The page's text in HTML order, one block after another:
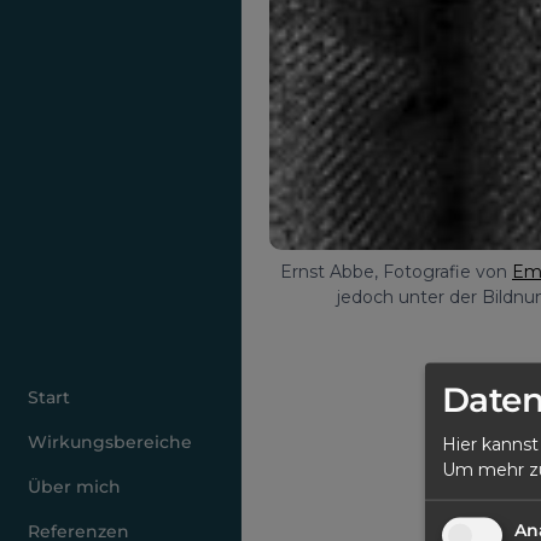
Start
Wirkungsbereiche
Über mich
Referenzen
Ernst Abbe, Fotografie von
jedoch unter der
Heute
meine
liegt es
Hier
Um mehr